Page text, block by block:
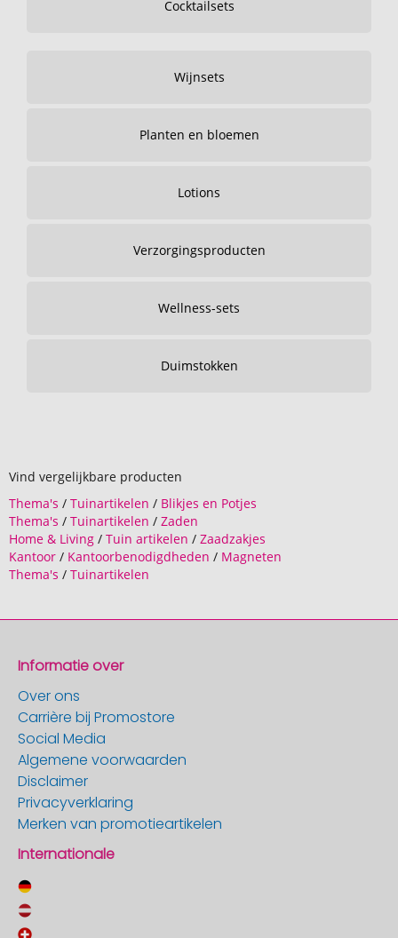
Cocktailsets
Wijnsets
Planten en bloemen
Lotions
Verzorgingsproducten
Wellness-sets
Duimstokken
Vind vergelijkbare producten
Thema's / Tuinartikelen / Blikjes en Potjes
Thema's / Tuinartikelen / Zaden
Home & Living / Tuin artikelen / Zaadzakjes
Kantoor / Kantoorbenodigdheden / Magneten
Thema's / Tuinartikelen
Informatie over
Over ons
Carrière bij Promostore
Social Media
Algemene voorwaarden
Disclaimer
Privacyverklaring
Merken van promotieartikelen
Internationale